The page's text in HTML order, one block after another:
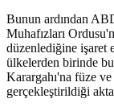
Bunun ardından
Muhafızları
düzenlediğine işaret
ülkelerden birinde
Karargahı'na füze ve
gerçekleştirildiği